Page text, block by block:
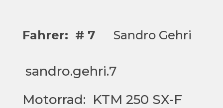
Fahrer: # 7 Sandro Gehri
sandro.gehri.7
Motorrad: KTM 250 SX-F